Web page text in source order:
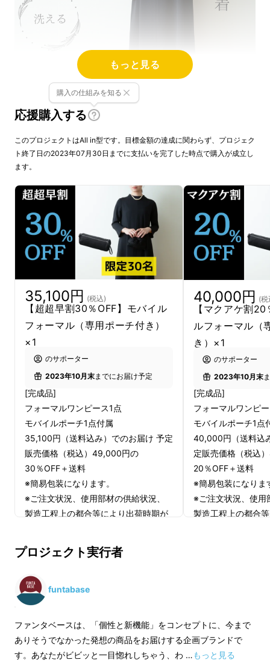
もっと見る
応援購入する
購入の仕組みを知る
このプロジェクトはAll in型です。目標金額の達成に関わらず、プロジェク
ト終了日の2023年07月30日までに支払いを完了した時点で購入が成立し
ます。
35,100円 (税込)
【超超早割30％OFF】モバイル
フォーマル（専用ポーチ付き）
×1
のサポーター
2023年10月末までにお届け予定
[完成品]
フォーマルワンピース1点
モバイルポーチ1点付属
35,100円（送料込み）でのお届け 予定
販売価格（税込）49,000円の
30％OFF＋送料
※簡易包装になります。
※ご注文状況、使用部材の供給状況、
製造工程上の都合等により出荷時期が
皆様のご応援購入により量産効率が向
上した場合、正規販売価格が販売予定
価格より下がる可能性もございます。
40,000円 (税
【マクアケ割
ルフォーマル（
き）×1
のサポーター
2023年10月末
[完成品]
フォーマルワンピ
モバイルポーチ1点
40,000円（送料込
定販売価格（税込
20％OFF＋送料
※簡易包装になりま
※ご注文状況、使用
製造工程上の都合
プロジェクト実行者
funtabase
ファンタベースは、「個性と新機能」をコンセプトに、今まで
ありそうでなかった発想の商品をお届けする企画ブランドで
す。あなたがビビッと一目惚れしちゃう、わ …もっと見る